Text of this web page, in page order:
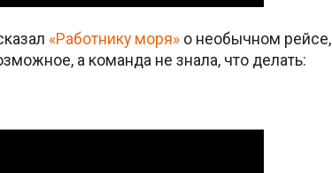
«Работнику моря» о необычном рейсе,
а команда не знала, что делать: